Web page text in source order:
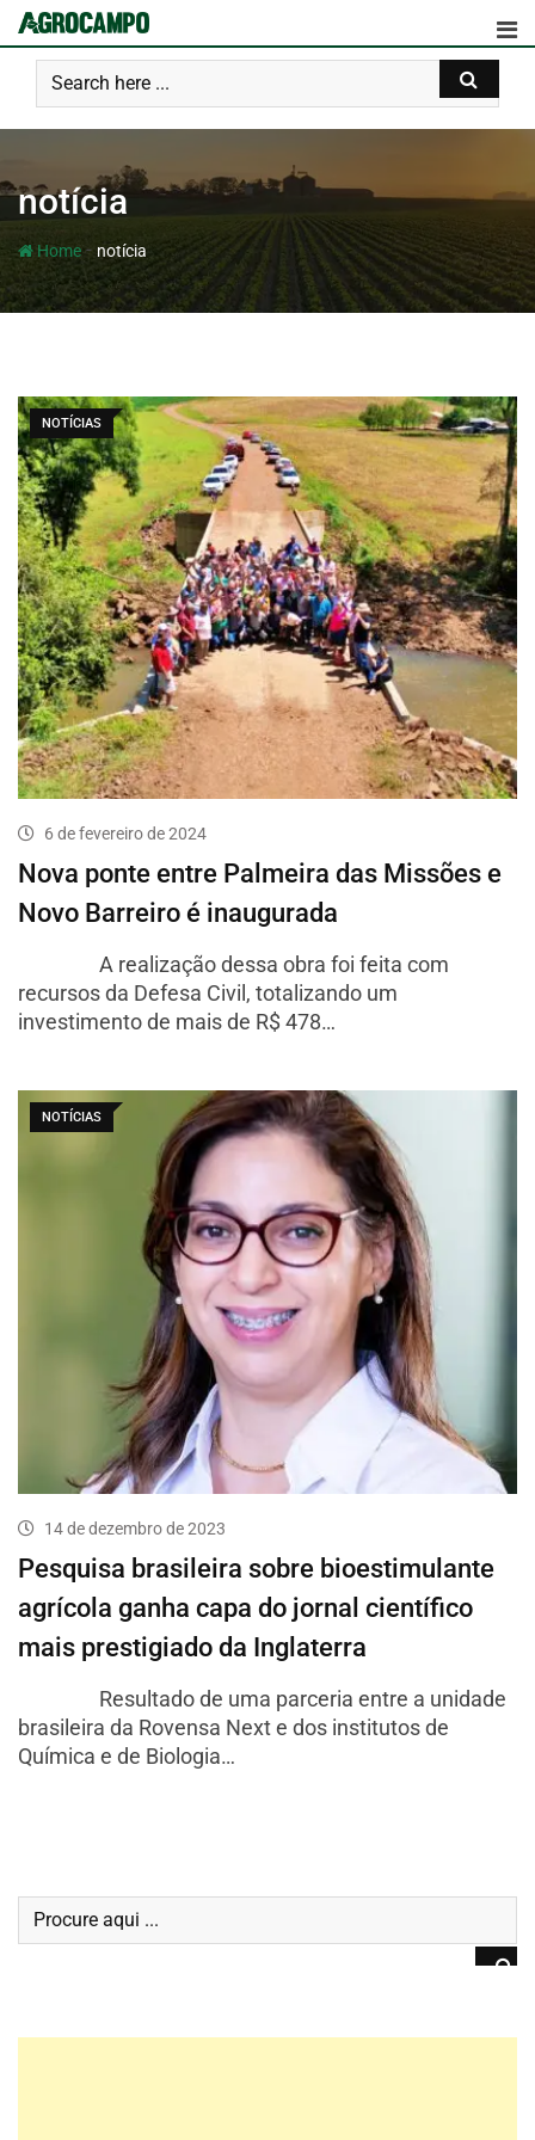
notícia
Home- notícia
NOTÍCIAS
6 de fevereiro de 2024
Nova ponte entre Palmeira das Missões e
Novo Barreiro é inaugurada
A realização dessa obra foi feita com
recursos da Defesa Civil, totalizando um
investimento de mais de R$ 478…
NOTÍCIAS
14 de dezembro de 2023
Pesquisa brasileira sobre bioestimulante
agrícola ganha capa do jornal científico
mais prestigiado da Inglaterra
Resultado de uma parceria entre a unidade
brasileira da Rovensa Next e dos institutos de
Química e de Biologia…